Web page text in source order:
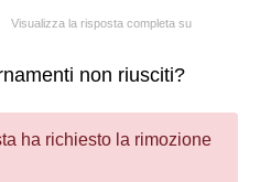
Visualizza la risposta completa su
non riusciti?
ha richiesto la rimozione